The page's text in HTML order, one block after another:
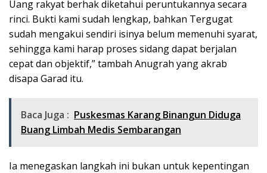
Uang rakyat berhak diketahui peruntukannya secara
rinci. Bukti kami sudah lengkap, bahkan Tergugat
sudah mengakui sendiri isinya belum memenuhi syarat,
sehingga kami harap proses sidang dapat berjalan
cepat dan objektif,” tambah Anugrah yang akrab
disapa Garad itu.
Baca Juga : Puskesmas Karang Binangun Diduga
Buang Limbah Medis Sembarangan
Ia menegaskan langkah ini bukan untuk kepentingan